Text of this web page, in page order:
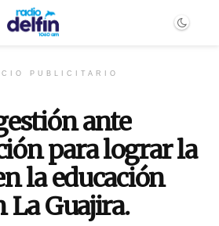
PUBLICITARIO
ante
para lograr la
la educación
La Guajira.